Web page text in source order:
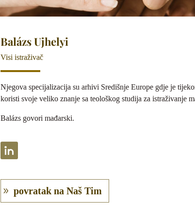
Balázs Ujhelyi
Visi istraživač
Njegova specijalizacija su arhivi Središnje Europe gdje je
koristi svoje veliko znanje sa teološkog studija za istraživanje
Balázs govori mađarski.
povratak na Naš Tim